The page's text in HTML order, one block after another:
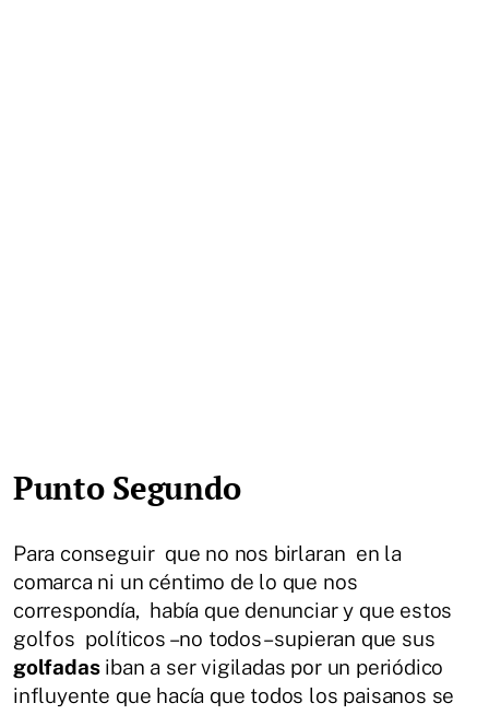
Punto Segundo
Para conseguir que no nos birlaran en la
comarca ni un céntimo de lo que nos
correspondía, había que denunciar y que estos
golfos políticos –no todos– supieran que sus
golfadasiban a ser vigiladas por un periódico
influyente que hacía que todos los paisanos se